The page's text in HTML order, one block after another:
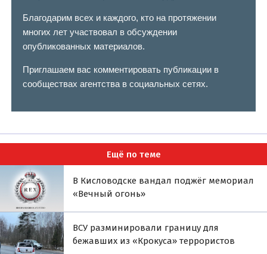
Благодарим всех и каждого, кто на протяжении
многих лет участвовал в обсуждении
опубликованных материалов.
Приглашаем вас комментировать публикации в
сообществах агентства в социальных сетях.
Ещё по теме
В Кисловодске вандал поджёг мемориал
«Вечный огонь»
ВСУ разминировали границу для
бежавших из «Крокуса» террористов